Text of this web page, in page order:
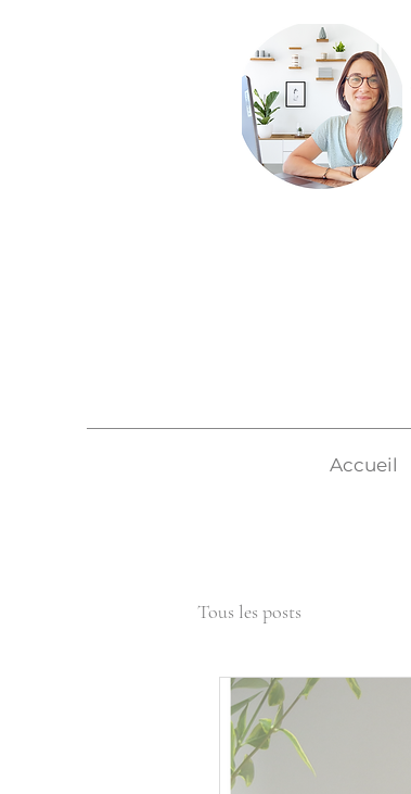
Accueil
Tous les posts